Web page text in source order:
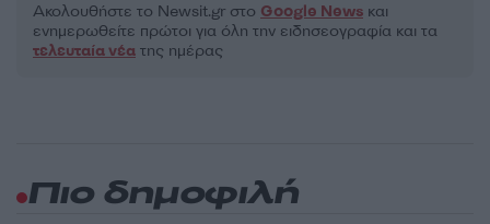
Ακολουθήστε το Νewsit.gr στο Google News και
ενημερωθείτε πρώτοι για όλη την ειδησεογραφία και τα
τελευταία νέα της ημέρας
Πιο δημοφιλή